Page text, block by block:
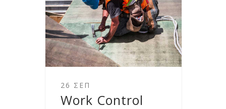
26 ΣΕΠ
Work Control